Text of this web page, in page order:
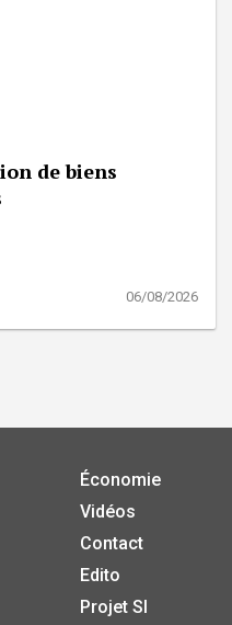
de biens
06/08/2026
Économie
Vidéos
Contact
Edito
Projet SI